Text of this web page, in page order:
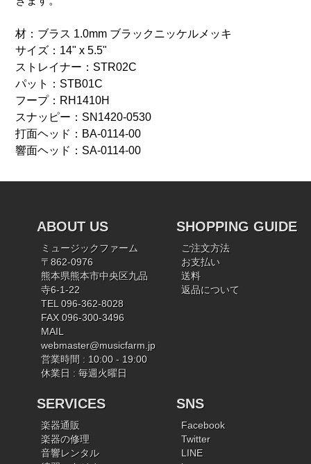
材：ブラス 1.0mm ブラックニッケルメッキ
サイズ：14" x 5.5"
ストレイナー：STR02C
パット：STB01C
フープ：RH1410H
スナッピー：SN1420-0530
打面ヘッド：BA-0114-00
響面ヘッド：SA-0114-00
ABOUT US
ミュージックファーム
〒862-0976
熊本県熊本市中央区九品
寺6-1-22
TEL 096-362-8028
FAX 096-300-3496
MAIL
webmaster@musicfarm.jp
営業時間 : 10:00 - 19:00
休業日 : 毎週火曜日
SHOPPING GUIDE
ご注文方法
お支払い
送料
返品について
SERVICES
楽器通販
楽器の修理
音響レンタル
SNS
Facebook
Twitter
LINE